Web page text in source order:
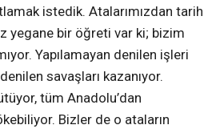
istedik. Atalarımızdan tarih
yegane bir öğreti var ki; bizim
Yapılamayan denilen işleri
savaşları kazanıyor.
tüm Anadolu’dan
Bizler de o ataların